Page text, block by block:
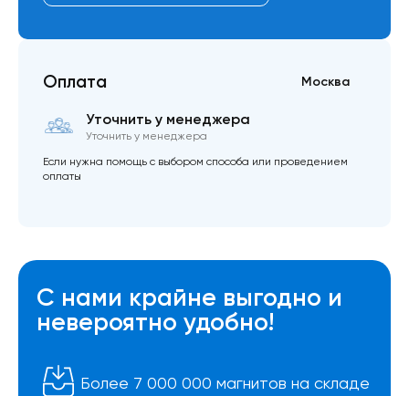
Оплата Москва
Уточнить у менеджера
Уточнить у менеджера
Если нужна помощь с выбором способа или проведением
оплаты
С нами крайне выгодно и
невероятно удобно!
Более 7 000 000 магнитов на складе